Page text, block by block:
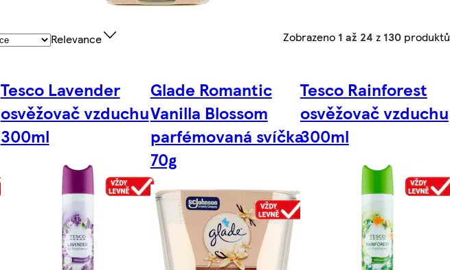
Relevance Zobrazeno 1 až 24 z 130 produktů
Tesco Lavender
osvěžovač vzduchu
300ml
Glade Romantic
Vanilla Blossom
parfémovaná svíčka
70g
Tesco Rainforest
osvěžovač vzduchu
300ml